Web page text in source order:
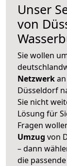
Unser
von
Sie wollen
Netzwerk
Düsseldorf
Sie nicht
Lösung für
Fragen
Umzug von
– dann
die